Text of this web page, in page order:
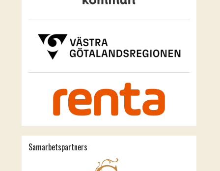
Samarbetspartners